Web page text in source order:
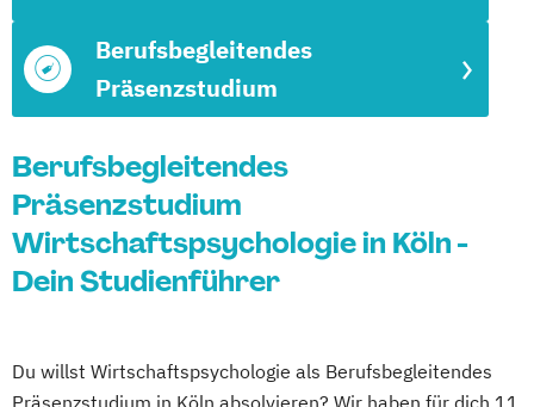
Berufsbegleitendes
Präsenzstudium
Berufsbegleitendes
Präsenzstudium
Wirtschaftspsychologie in Köln -
Dein Studienführer
Du willst Wirtschaftspsychologie als Berufsbegleitendes
Präsenzstudium in Köln absolvieren? Wir haben für dich 11